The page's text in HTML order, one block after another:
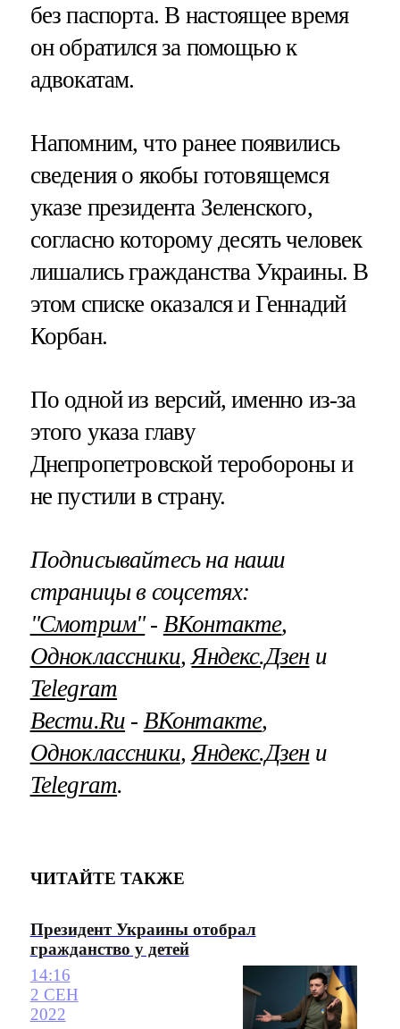
без паспорта. В настоящее время
он обратился за помощью к
адвокатам.
Напомним, что ранее появились
сведения о якобы готовящемся
указе президента Зеленского,
согласно которому десять человек
лишались гражданства Украины. В
этом списке оказался и Геннадий
Корбан.
По одной из версий, именно из-за
этого указа главу
Днепропетровской теробороны и
не пустили в страну.
Подписывайтесь на наши
страницы в соцсетях:
"Смотрим"‐ ВКонтакте,
Одноклассники,Яндекс.Дзени
Telegram
Вести.Ru ‐ ВКонтакте,
Одноклассники,Яндекс.Дзени
Telegram.
ЧИТАЙТЕ ТАКЖЕ
Президент Украины отобрал
гражданство у детей
14:16
2 СЕН
2022